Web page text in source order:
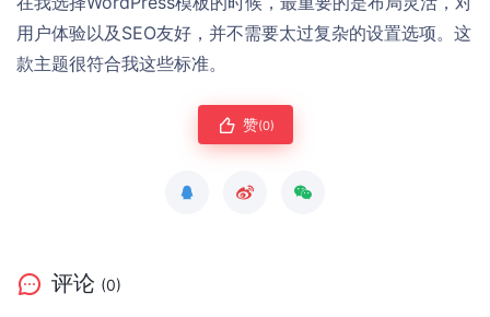
用户体验以及SEO友好，并不需要太过复杂的设置选项。这
款主题很符合我这些标准。
赞(0)
评论 (0)